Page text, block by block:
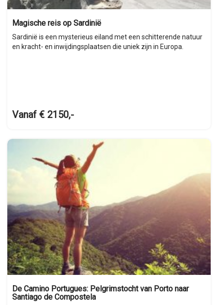
Magische reis op Sardinië
Sardinië is een mysterieus eiland met een schitterende natuur
en kracht- en inwijdingsplaatsen die uniek zijn in Europa.
Vanaf € 2150,-
De Camino Portugues: Pelgrimstocht van Porto naar
Santiago de Compostela